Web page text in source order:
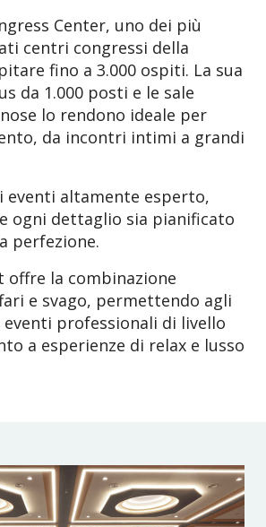
Center, uno dei più
centri congressi della
fino a 3.000 ospiti. La sua
da 1.000 posti e le sale
lo rendono ideale per
da incontri intimi a grandi
eventi altamente esperto,
ogni dettaglio sia pianificato
perfezione.
offre la combinazione
e svago, permettendo agli
professionali di livello
a esperienze di relax e lusso